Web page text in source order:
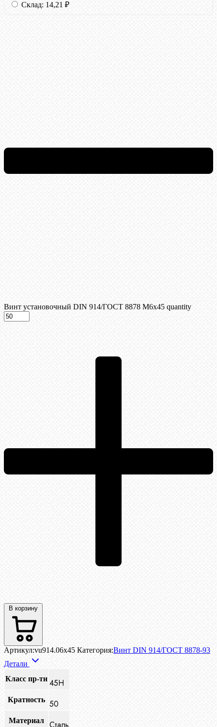
Склад: 14,21 ₽
Винт установочный DIN 914/ГОСТ 8878 M6x45 quantity
В корзину
Артикул:vu914.06x45 Категория:Винт DIN 914/ГОСТ 8878-93
Детали
Класс пр-ти 45H
Кратность 50
Материал